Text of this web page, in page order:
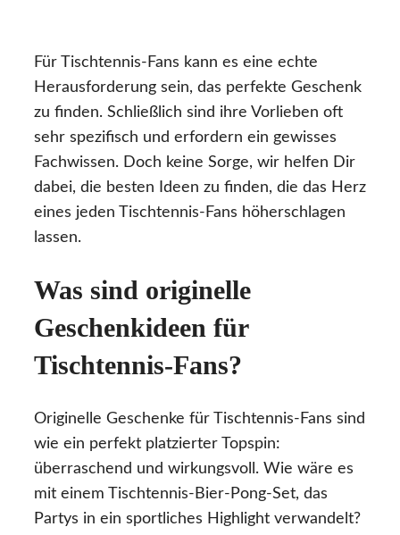
Für Tischtennis-Fans kann es eine echte
Herausforderung sein, das perfekte Geschenk
zu finden. Schließlich sind ihre Vorlieben oft
sehr spezifisch und erfordern ein gewisses
Fachwissen. Doch keine Sorge, wir helfen Dir
dabei, die besten Ideen zu finden, die das Herz
eines jeden Tischtennis-Fans höherschlagen
lassen.
Was sind originelle
Geschenkideen für
Tischtennis-Fans?
Originelle Geschenke für Tischtennis-Fans sind
wie ein perfekt platzierter Topspin:
überraschend und wirkungsvoll. Wie wäre es
mit einem Tischtennis-Bier-Pong-Set, das
Partys in ein sportliches Highlight verwandelt?